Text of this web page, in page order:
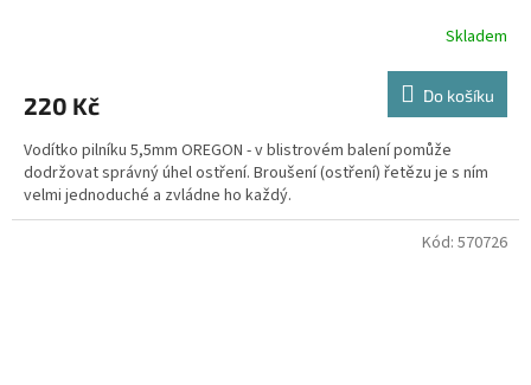
Skladem
220 Kč Do košíku
Vodítko pilníku 5,5mm OREGON - v blistrovém balení pomůže
dodržovat správný úhel ostření. Broušení (ostření) řetězu je s ním
velmi jednoduché a zvládne ho každý.
Kód: 570726